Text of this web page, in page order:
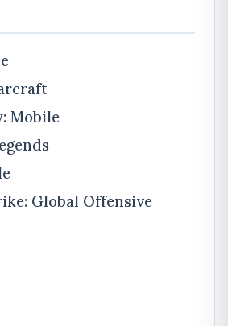
Mobile
Global Offensive